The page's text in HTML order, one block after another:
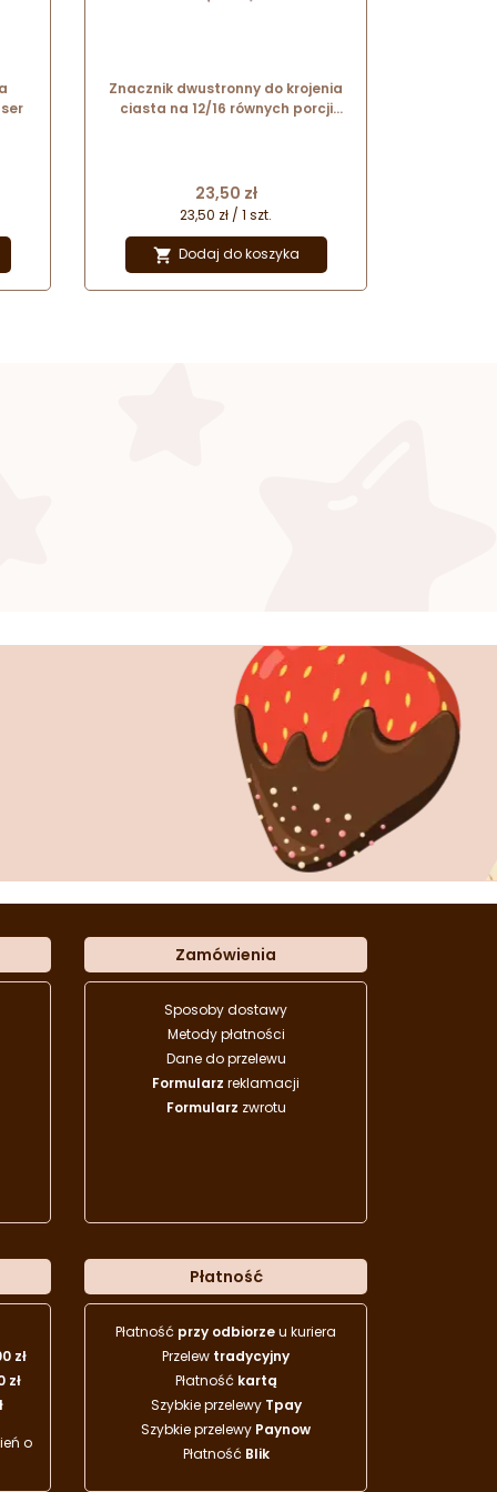
Znacznik dwustronny do krojenia
ciasta na 12/16 równych porcji
Cena
23,50 zł
23,50 zł / 1 szt.
 Dodaj do koszyka
Zamówienia
Sposoby dostawy
Metody płatności
Dane do przelewu
Formularz reklamacji
Formularz zwrotu
zł
zł
o
Płatność
Płatność przy odbiorzeu kuriera
Przelew tradycyjny
Płatność kartą
Szybkie przelewy Tpay
Szybkie przelewy Paynow
Płatność Blik